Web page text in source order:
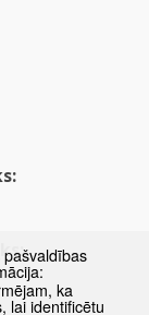
ka
lai identificētu